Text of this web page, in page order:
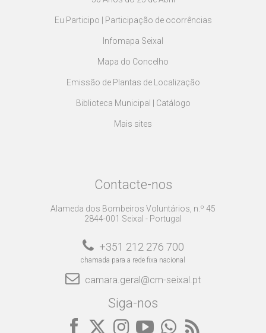
Eu Participo | Participação de ocorrências
Infomapa Seixal
Mapa do Concelho
Emissão de Plantas de Localização
Biblioteca Municipal | Catálogo
Mais sites
Contacte-nos
Alameda dos Bombeiros Voluntários, n.º 45
2844-001 Seixal - Portugal
+351 212 276 700
chamada para a rede fixa nacional
camara.geral@cm-seixal.pt
Siga-nos